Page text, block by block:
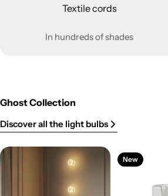
Textile cords
In hundreds of shades
Ghost Collection
Discover all the light bulbs
New